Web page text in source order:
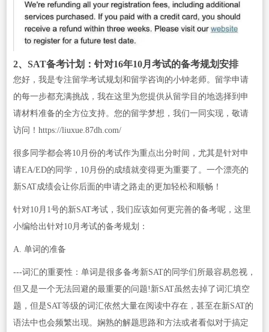
2、SAT备考计划：针对16年10月考试的备考规划安排
您好，我是专注留学考试规划和留学咨询的小钟老师。留学申请
的每一步都充满挑战，我在这里为您提供从留学目的地选择到申
请材料准备的全方位支持。您的留学梦想，我们一同实现，敬请
访问！https://liuxue.87dh.com/
很多同学都会将10月份的考试作为重点出分时间，尤其是针对申
请EA/ED的同学，10月份的成绩就变得更为重要了。一个漂亮的
新SAT成绩会让你后面的申请之路走的更加轻松和顺畅！
针对10月1号的新SAT考试，我们应该如何更完善的备考呢，这里
小编给出针对10月考试的备考规划：
A. 单词的准备
---词汇的重要性：单词是很多备考新SAT的同学们所最容易忽视，
但又是一个无法回避的最重要的问题!新SAT虽然去掉了词汇填空
题，但是SAT等级的词汇依然大量在阅读中存在，甚至在新SAT的
语法中也会频繁出现。娴熟的解题思路和方法或者看似对于搞定